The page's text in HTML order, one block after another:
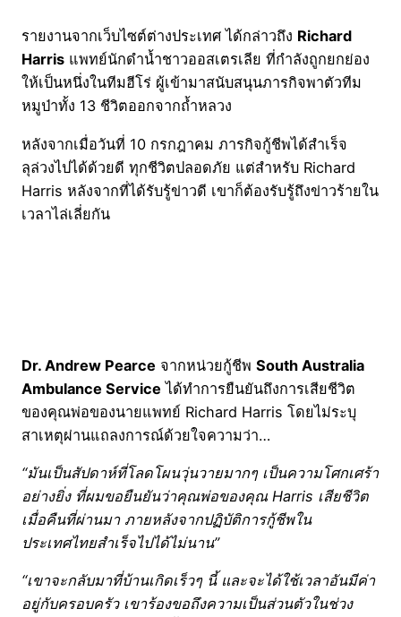
รายงานจากเว็บไซต์ต่างประเทศ ได้กล่าวถึง Richard
Harris แพทย์นักดำน้ำชาวออสเตรเลีย ที่กำลังถูกยกย่อง
ให้เป็นหนึ่งในทีมฮีโร่ ผู้เข้ามาสนับสนุนภารกิจพาตัวทีม
หมูป่าทั้ง 13 ชีวิตออกจากถ้ำหลวง
หลังจากเมื่อวันที่ 10 กรกฎาคม ภารกิจกู้ชีพได้สำเร็จ
ลุล่วงไปได้ด้วยดี ทุกชีวิตปลอดภัย แต่สำหรับ Richard
Harris หลังจากที่ได้รับรู้ข่าวดี เขาก็ต้องรับรู้ถึงข่าวร้ายใน
เวลาไล่เลี่ยกัน
Dr. Andrew Pearce จากหน่วยกู้ชีพ South Australia
Ambulance Service ได้ทำการยืนยันถึงการเสียชีวิต
ของคุณพ่อของนายแพทย์ Richard Harris โดยไม่ระบุ
สาเหตุผ่านแถลงการณ์ด้วยใจความว่า…
“มันเป็นสัปดาห์ที่โลดโผนวุ่นวายมากๆ เป็นความโศกเศร้า
อย่างยิ่ง ที่ผมขอยืนยันว่าคุณพ่อของคุณ Harris เสียชีวิต
เมื่อคืนที่ผ่านมา ภายหลังจากปฏิบัติการกู้ชีพใน
ประเทศไทยสำเร็จไปได้ไม่นาน”
“เขาจะกลับมาที่บ้านเกิดเร็วๆ นี้ และจะได้ใช้เวลาอันมีค่า
อยู่กับครอบครัว เขาร้องขอถึงความเป็นส่วนตัวในช่วง